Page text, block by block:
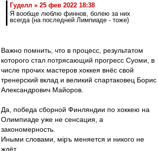
Гуделл » 25 фев 2022 18:38
Я вообще люблю финнов, болею за них
всегда (на последней Лимпиаде - тоже)
Важно помнить, что в процесс, результатом
которого стал потрясающий прогресс Суоми, в
числе прочих мастеров хоккея внёс свой
тренерский вклад и великий спартаковец Борис
Александрович Майоров.
Да, победа сборной Финляндии по хоккею на
Олимпиаде уже не сенсация, а
закономерность.
Иными словами, мiръ меняется и никого не
ждёт.